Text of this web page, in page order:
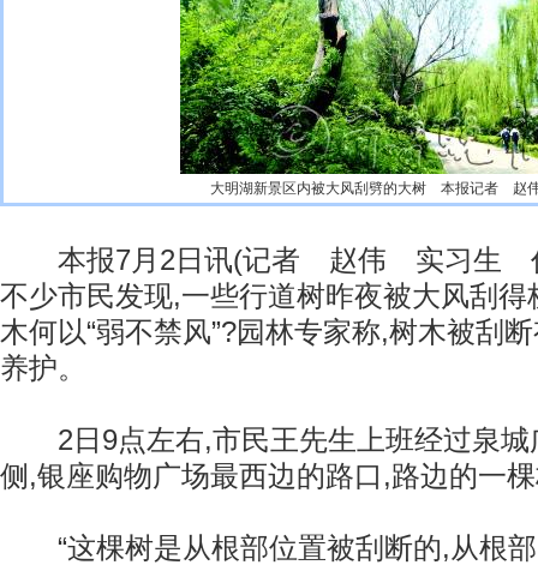
大明湖新景区内被大风刮劈的大树 本报记者 赵
本报7月2日讯(记者 赵伟 实习生
不少市民发现,一些行道树昨夜被大风刮得
木何以“弱不禁风”?园林专家称,树木被刮
养护。
2日9点左右,市民王先生上班经过泉城
侧,银座购物广场最西边的路口,路边的一
“这棵树是从根部位置被刮断的,从根部